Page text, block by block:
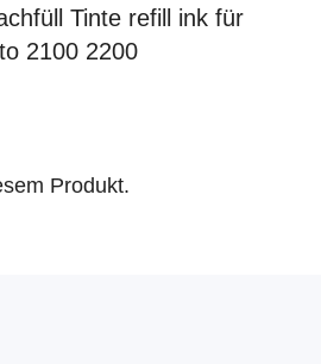
Tinte refill ink für
2100 2200
Produkt.